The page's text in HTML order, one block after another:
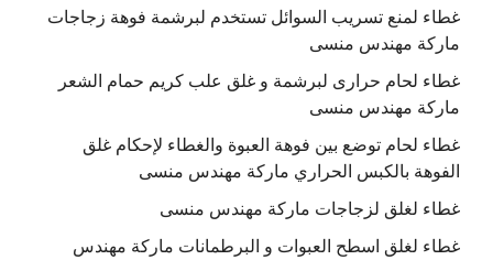
غطاء لمنع تسريب السوائل تستخدم لبرشمة فوهة زجاجات
ماركة مهندس منسى
غطاء لحام حرارى لبرشمة و غلق علب كريم حمام الشعر
ماركة مهندس منسى
غطاء لحام توضع بين فوهة العبوة والغطاء لإحكام غلق
الفوهة بالكبس الحراري ماركة مهندس منسى
غطاء لغلق لزجاجات ماركة مهندس منسى
غطاء لغلق اسطح العبوات و البرطمانات ماركة مهندس